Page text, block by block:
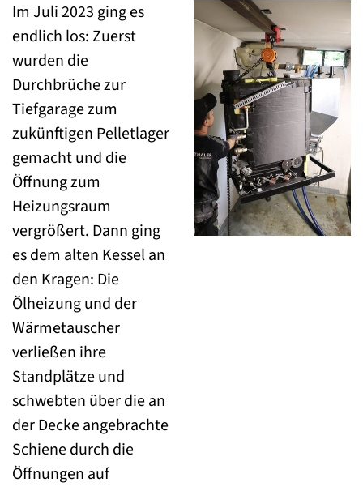
Im Juli 2023 ging es
endlich los: Zuerst
wurden die
Durchbrüche zur
Tiefgarage zum
zukünftigen Pelletlager
gemacht und die
Öffnung zum
Heizungsraum
vergrößert. Dann ging
es dem alten Kessel an
den Kragen: Die
Ölheizung und der
Wärmetauscher
verließen ihre
Standplätze und
schwebten über die an
der Decke angebrachte
Schiene durch die
Öffnungen auf